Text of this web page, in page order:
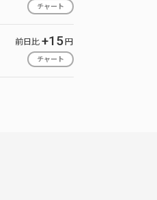
チャート
前日比+15円
チャート